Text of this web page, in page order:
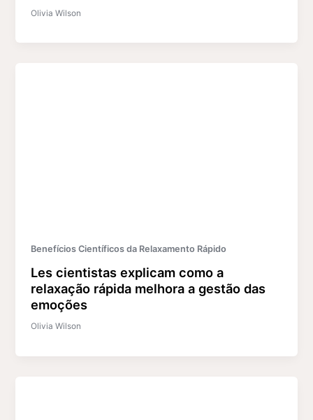
Olivia Wilson
Benefícios Científicos da Relaxamento Rápido
Les cientistas explicam como a
relaxação rápida melhora a gestão das
emoções
Olivia Wilson